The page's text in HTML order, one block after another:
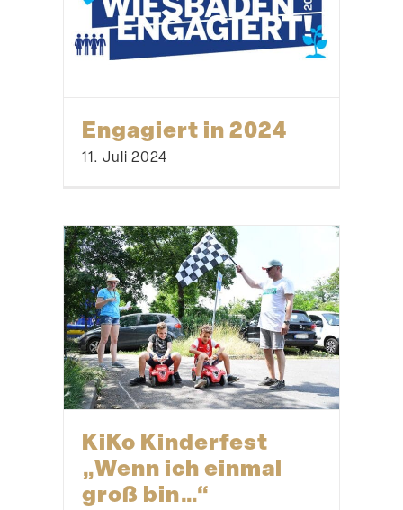
Engagiert in 2024
11. Juli 2024
KiKo Kinderfest
„Wenn ich einmal
groß bin…“